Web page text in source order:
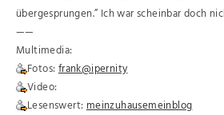
übergesprungen.” Ich war scheinbar doch
——
Multimedia:
Fotos:frank@ipernity
Video:
Lesenswert:meinzuhausemeinblog